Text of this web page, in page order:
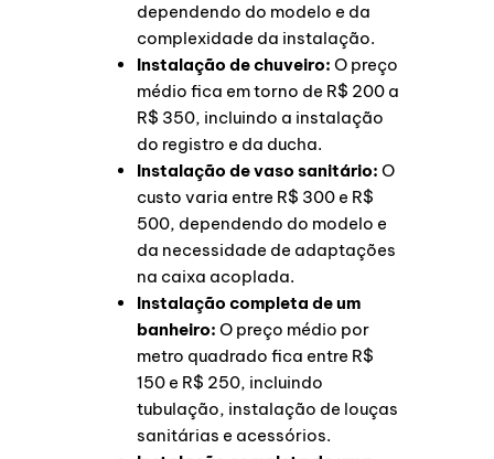
dependendo do modelo e da
complexidade da instalação.
Instalação de chuveiro: O preço
médio fica em torno de R$ 200 a
R$ 350, incluindo a instalação
do registro e da ducha.
Instalação de vaso sanitário: O
custo varia entre R$ 300 e R$
500, dependendo do modelo e
da necessidade de adaptações
na caixa acoplada.
Instalação completa de um
banheiro: O preço médio por
metro quadrado fica entre R$
150 e R$ 250, incluindo
tubulação, instalação de louças
sanitárias e acessórios.